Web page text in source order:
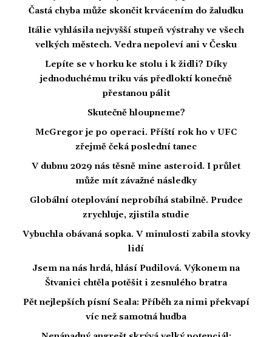
Častá chyba může skončit krvácením do žaludku
Itálie vyhlásila nejvyšší stupeň výstrahy ve všech
velkých městech. Vedra nepoleví ani v Česku
Lepíte se v horku ke stolu i k židli? Díky
jednoduchému triku vás předloktí konečně
přestanou pálit
Skutečně hloupneme?
McGregor je po operaci. Příští rok ho v UFC
zřejmě čeká poslední tanec
V dubnu 2029 nás těsně mine asteroid. I průlet
může mít závažné následky
Globální oteplování neprobíhá stabilně. Prudce
zrychluje, zjistila studie
Vybuchla obávaná sopka. V minulosti zabila stovky
lidí
Jsem na nás hrdá, hlásí Pudilová. Výkonem na
Štvanici chtěla potěšit i zesnulého bratra
Pět nejlepších písní Seala: Příběh za nimi překvapí
víc než samotná hudba